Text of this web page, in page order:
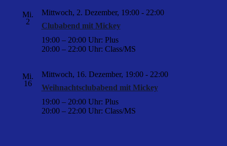
Mi.
2
Clubabend mit Mickey
Mittwoch, 2. Dezember, 19:00- 22:00
19:00 – 20:00 Uhr: Plus
20:00 – 22:00 Uhr: Class/MS
Mi.
16
Weihnachtsclubabend mit Mickey
Mittwoch, 16. Dezember, 19:00- 22:00
19:00 – 20:00 Uhr: Plus
20:00 – 22:00 Uhr: Class/MS